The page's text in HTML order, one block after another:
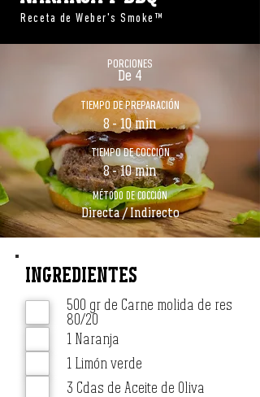
Receta de Weber's Smoke™
PORCIONES
De 4
TIEMPO DE PREPARACIÓN
8 - 10 min
TIEMPO DE COCCIÓN
8 - 10 min
MÉTODO DE COCCIÓN
Directa / Indirecto
INGREDIENTES
500 gr de Carne molida de res
80/20
1 Naranja
1 Limón verde
3 Cdas de Aceite de Oliva